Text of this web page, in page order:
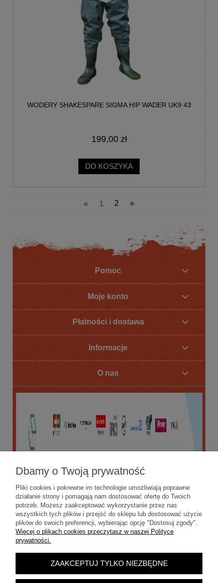
WODERY SHAKESPARE SIGMA HIP WADER UK9 43
199,00 zł
DO KOSZYKA
« 1 2 »
Pomoc
Moje konto
Płatności i dostawa
Informacje
O nas
POKAŻ PEŁNĄ WERSJĘ STRONY
Sklep internetowy Shoper.pl
Dbamy o Twoją prywatność
Pliki cookies i pokrewne im technologie umożliwiają poprawne
działanie strony i pomagają nam dostosować ofertę do Twoich
potrzeb. Możesz zaakceptować wykorzystanie przez nas
wszystkich tych plików i przejść do sklepu lub dostosować użycie
plików do swoich preferencji, wybierając opcję "Dostosuj zgody".
Więcej o plikach cookies przeczytasz w naszej Polityce
prywatności.
ZAAKCEPTUJ TYLKO NIEZBĘDNE